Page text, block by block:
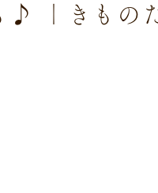
｜きもの